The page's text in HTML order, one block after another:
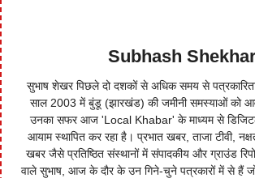
Subhash
सुभाष शेखर पिछले दो दशकों से अधिक समय से
साल 2003 में बुंडू (झारखंड) की जमीनी समस्याओं को
उनका सफर आज 'Local Khabar' के माध्यम से
आयाम स्थापित कर रहा है। प्रभात खबर, ताजा टीवी,
खबर जैसे प्रतिष्ठित संस्थानों में संपादकीय और ग्राउंड
वाले सुभाष, आज के दौर के उन गिने-चुने पत्रकारों में से हैं